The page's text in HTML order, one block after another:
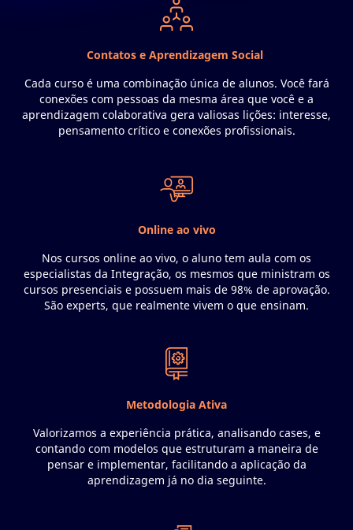
Contatos e Aprendizagem Social
Cada curso é uma combinação única de alunos. Você fará
conexões com pessoas da mesma área que você e a
aprendizagem colaborativa gera valiosas lições: interesse,
pensamento crítico e conexões profissionais.
Online ao vivo
Nos cursos online ao vivo, o aluno tem aula com os
especialistas da Integração, os mesmos que ministram os
cursos presenciais e possuem mais de 98% de aprovação.
São experts, que realmente vivem o que ensinam.
Metodologia Ativa
Valorizamos a experiência prática, analisando cases, e
contando com modelos que estruturam a maneira de
pensar e implementar, facilitando a aplicação da
aprendizagem já no dia seguinte.